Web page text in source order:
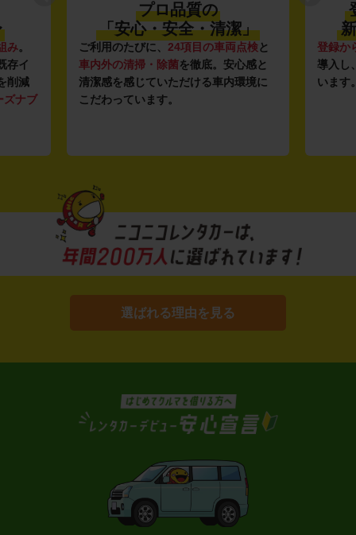
み。
存イ
削減
ズナブ
プロ品質の
「安心・安全・清潔」
ご利用のたびに、 24項目の車両点検と
車内外の清掃・除菌を徹底。安心感と
清潔感を感じていただける車内環境に
こだわっています。
登録か
導入し
います
選ばれる理由を見る